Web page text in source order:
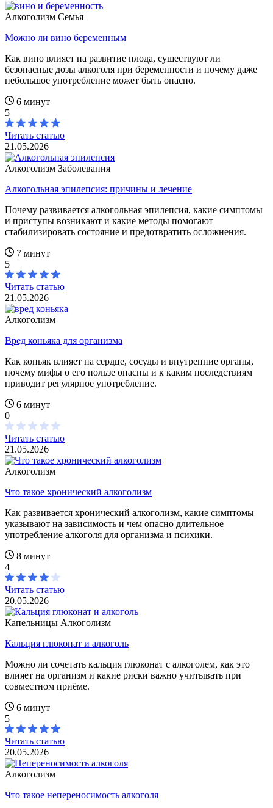
Алкоголизм Семья
Можно ли вино беременным
Как вино влияет на развитие плода, существуют ли
безопасные дозы алкоголя при беременности и почему даже
небольшое употребление может быть опасно.
6 минут
5
Читать статью
21.05.2026
Алкоголизм Заболевания
Алкогольная эпилепсия: причины и лечение
Почему развивается алкогольная эпилепсия, какие симптомы
и приступы возникают и какие методы помогают
стабилизировать состояние и предотвратить осложнения.
7 минут
5
Читать статью
21.05.2026
Алкоголизм
Вред коньяка для организма
Как коньяк влияет на сердце, сосуды и внутренние органы,
почему мифы о его пользе опасны и к каким последствиям
приводит регулярное употребление.
6 минут
0
Читать статью
21.05.2026
Алкоголизм
Что такое хронический алкоголизм
Как развивается хронический алкоголизм, какие симптомы
указывают на зависимость и чем опасно длительное
употребление алкоголя для организма и психики.
8 минут
4
Читать статью
20.05.2026
Капельницы Алкоголизм
Кальция глюконат и алкоголь
Можно ли сочетать кальция глюконат с алкоголем, как это
влияет на организм и какие риски важно учитывать при
совместном приёме.
6 минут
5
Читать статью
20.05.2026
Алкоголизм
Что такое непереносимость алкоголя